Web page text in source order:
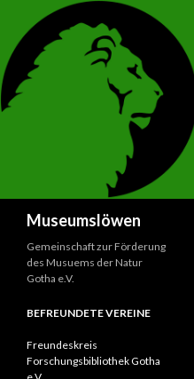
Museumslöwen
Gemeinschaft zur Förderung
des Musuems der Natur
Gotha e.V.
BEFREUNDETE VEREINE
Freundeskreis
Forschungsbibliothek Gotha